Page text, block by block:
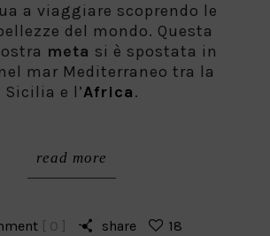
a viaggiare scoprendo le
del mondo. Questa
meta si è spostata in
mar Mediterraneo tra la
Sicilia e l’Africa.
read more
[ 0 ] share 18